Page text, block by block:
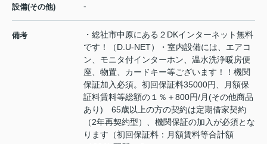
設備(その他) -
備考
・総社市中原にある２DKインターネット無料
です！（D.U-NET）・室内設備には、エアコ
ン、モニタ付インターホン、温水洗浄暖房便
座、物置、カードキー等ございます！！機関
保証加入必須。初回保証料35000円、月額保
証料賃料等総額の１％＋800円/月(その他商品
あり) 65歳以上の方の契約は定期借家契約
（2年再契約型）、機関保証の加入が必須とな
ります（初回保証料：月額賃料等合計額